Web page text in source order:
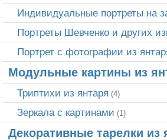
Индивидуальные портреты на
Портрет c фотографии из
Модульные картины из
Триптихи из янтаря (4)
Зеркала с картинами (1)
Декоративные тарелки из